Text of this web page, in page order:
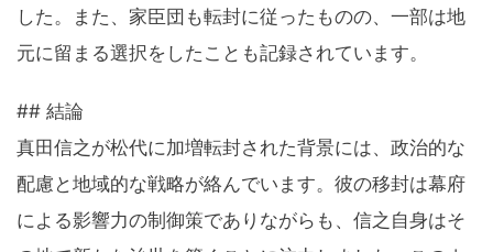
した。また、家臣団も転封に従ったものの、一部は地
元に留まる選択をしたことも記録されています。
## 結論
真田信之が松代に加増転封された背景には、政治的な
配慮と地域的な戦略が絡んでいます。彼の移封は幕府
による影響力の制御策でありながらも、信之自身はそ